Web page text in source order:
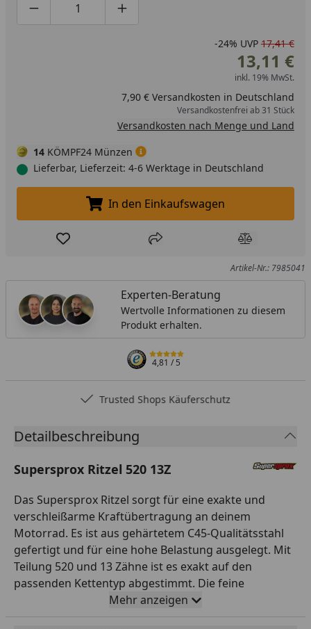
Produktmenge um eins verringern
Produktmenge manuell eingeben
Produktmenge um eins erhöhen
-24% UVP 17,41 €
13,11 €
inkl. 19% MwSt.
7,90 € Versandkosten in Deutschland
Versandkostenfrei ab 31 Stück
Versandkosten nach Menge und Land
14 KÖMPF24 Münzen
Lieferbar, Lieferzeit: 4-6 Werktage in Deutschland
In den Einkaufswagen legen
In den Einkaufswagen
Produkt zur Wunschliste hinzufügen
Teilen Produkt
Artikel-Nr.: 7985041
Experten-Beratung
Wertvolle Informationen zu diesem
Produkt erhalten.
4,81/ 5
Trusted Shops Käuferschutz
Detailbeschreibung
Supersprox Ritzel 520 13Z
Das Supersprox Ritzel sorgt für eine exakte und
verschleißarme Kraftübertragung an deinem
Motorrad. Es ist aus gehärtetem C45-Qualitätsstahl
gefertigt und für eine hohe Belastung ausgelegt. Mit
Teilung 520 und 13 Zähne ist es exakt auf den
passenden Kettentyp abgestimmt. Die feine
Verzahnung greift sauber in die Kette und minimiert
den Verschleiß. So sorgst du für eine zuverlässige
Mehr anzeigen